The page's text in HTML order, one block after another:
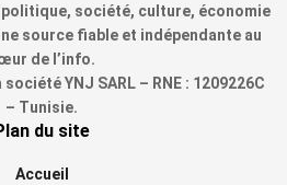
politique, société, culture, économie
source fiable et indépendante au
de l’info.
YNJ SARL – RNE : 1209226C
– Tunisie.
du site
Accueil